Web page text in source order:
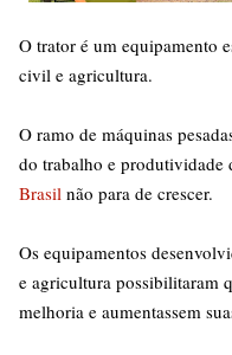
O trator é um equipamento
civil e agricultura.
O ramo de máquinas
do trabalho e produtividade
Brasil não para de crescer.
Os equipamentos
e agricultura possibilitaram
melhoria e aumentassem